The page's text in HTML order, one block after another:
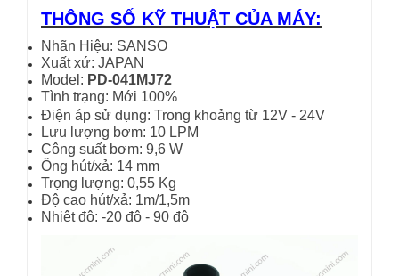
THÔNG SỐ KỸ THUẬT CỦA MÁY:
Nhãn Hiệu: SANSO
Xuất xứ: JAPAN
Model: PD-041MJ72
Tình trạng: Mới 100%
Điện áp sử dụng: Trong khoảng từ 12V - 24V
Lưu lượng bơm: 10 LPM
Công suất bơm: 9,6 W
Ống hút/xả: 14 mm
Trọng lượng: 0,55 Kg
Độ cao hút/xả: 1m/1,5m
Nhiệt độ: -20 độ - 90 độ